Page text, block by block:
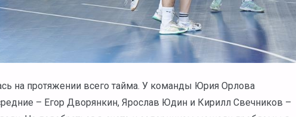
на протяжении всего тайма. У команды Юрия Орлова
– Егор Дворянкин, Ярослав Юдин и Кирилл Свечников –